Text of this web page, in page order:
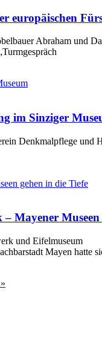
europäischen
Abraham und
im Sinziger
Denkmalpflege und
Mayener Museen
und Eifelmuseum
Mayen